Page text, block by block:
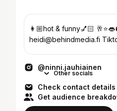
👩🏼hot & funny💅🏻 🥂⭐️👄🪩👠😈 💌
heidi@behindmedia.fi
@ninni.jauhiainen
Other socials
Check contact details
Get audience